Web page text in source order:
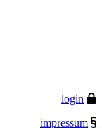
login
impressum